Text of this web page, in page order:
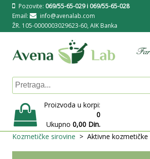
Pozovite: 069/55-65-029 i 069/55-65-028
Email:
info@avenalab.com
ŽR. 105-0000003029623-60, AIK Banka
Proizvoda u korpi:
0
Ukupno 0,00 Din.
Kozmetičke sirovine Aktivne kozmetičke